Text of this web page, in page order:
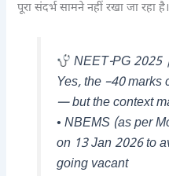
पूरा संदर्भ सामने नहीं रखा जा रहा है।
NEET-PG 2025
Yes, the –40
— but the context
• NBEMS (as per
on 13 Jan 2026 to
going vacant